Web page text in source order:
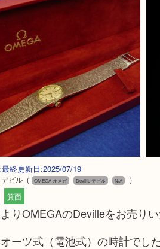
終更新日:2025/07/19
ビル（ OMEGA オメガ Deville デビル N/A
）
箕面
りOMEGAのDevilleをお売りい
ーツ式（電池式）の時計でし